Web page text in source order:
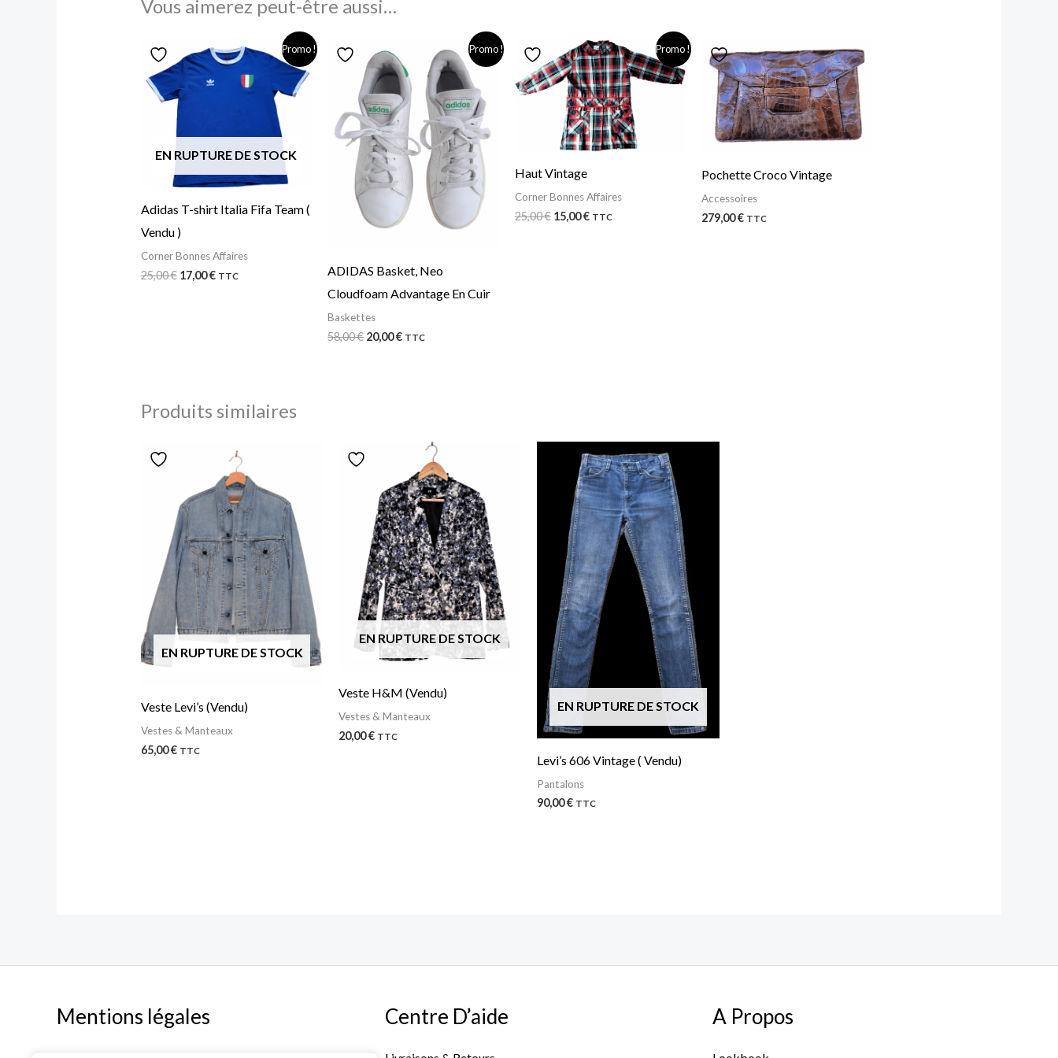
Vous aimerez peut-être aussi…
Promo !
EN RUPTURE DE STOCK
Adidas T-shirt Italia Fifa Team (
Vendu )
Corner Bonnes Affaires
25,00€
prix
initial
était :
25,00 €.
17,00€
prix
actuel
TTC
Promo !
ADIDAS Basket, Neo
Cloudfoam Advantage En Cuir
Baskettes
58,00€
prix
initial
était :
58,00 €.
20,00€
actuel
est :
20,00 €.
TTC
Promo !
Haut Vintage
Corner Bonnes Affaires
25,00€
prix
initial
était :
25,00 €.
15,00€
Le
prix
actuel
est :
15,00 €.
TTC
Pochette Croco Vintage
Accessoires
279,00€ TTC
Produits similaires
EN RUPTURE DE STOCK
Veste Levi’s (Vendu)
Vestes & Manteaux
65,00€ TTC
EN RUPTURE DE STOCK
Veste H&M (Vendu)
Vestes & Manteaux
20,00€ TTC
EN RUPTURE DE STOCK
Levi’s 606 Vintage ( Vendu)
Pantalons
90,00€ TTC
Mentions légales Centre D’aide A Propos